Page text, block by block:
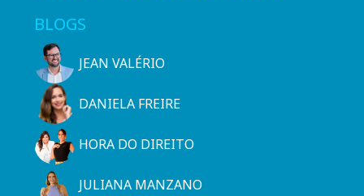
BLOGS
JEAN VALÉRIO
DANIELA FREIRE
HORA DO DIREITO
JULIANA MANZANO